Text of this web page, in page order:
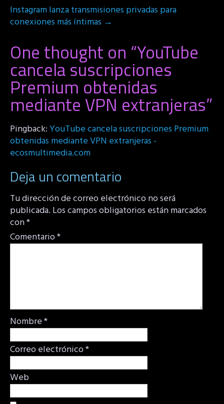
Instagram lanza transmisiones privadas para
conexiones más íntimas →
One thought on “YouTube
cancela suscripciones
Premium obtenidas
mediante VPN extranjeras”
Pingback:YouTube cancela suscripciones Premium
obtenidas mediante VPN extranjeras -
ecosmultimedia.com
Deja un comentario
Tu dirección de correo electrónico no será
publicada. Los campos obligatorios están marcados
con*
Comentario*
Nombre*
Correo electrónico*
Web